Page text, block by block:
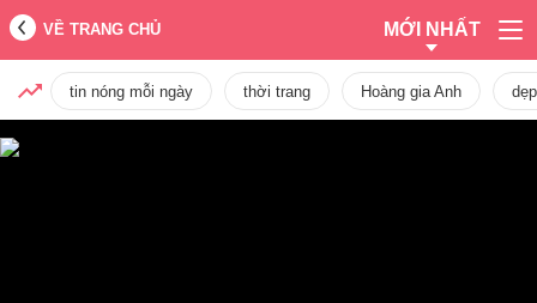
VỀ TRANG CHỦ MỚI NHẤT
tin nóng mỗi ngày thời trang Hoàng gia Anh dẹp